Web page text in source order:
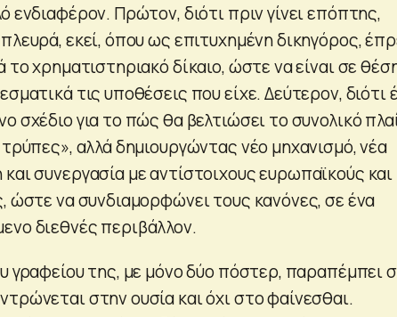
ενδιαφέρον. Πρώτον, διότι πριν γίνει επόπτης,
εκεί, όπου ως επιτυχημένη δικηγόρος,
το χρηματιστηριακό δίκαιο, ώστε να είναι σε
τις υποθέσεις που είχε. Δεύτερον, διότι
σχέδιο για το πώς θα βελτιώσει το συνολικό
αλλά δημιουργώντας νέο μηχανισμό, νέα
συνεργασία με αντίστοιχους ευρωπαϊκούς και
ώστε να συνδιαμορφώνει τους κανόνες, σε ένα
διεθνές περιβάλλον.
γραφείου της, με μόνο δύο πόστερ, παραπέμπει
στην ουσία και όχι στο φαίνεσθαι.